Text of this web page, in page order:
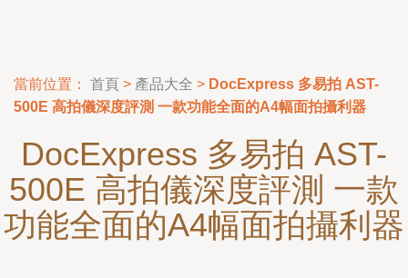
當前位置： 首頁 > 產品大全 > DocExpress 多易拍 AST-
500E 高拍儀深度評測 一款功能全面的A4幅面拍攝利器
DocExpress 多易拍 AST-
500E 高拍儀深度評測 一款
功能全面的A4幅面拍攝利器